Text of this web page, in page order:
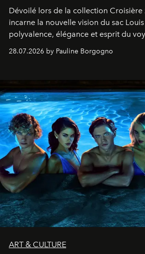
Dévoilé lors de la collection Croisière
incarne la nouvelle vision du sac
polyvalence, élégance et esprit du
28.07.2026 by Pauline Borgogno
ART & CULTURE